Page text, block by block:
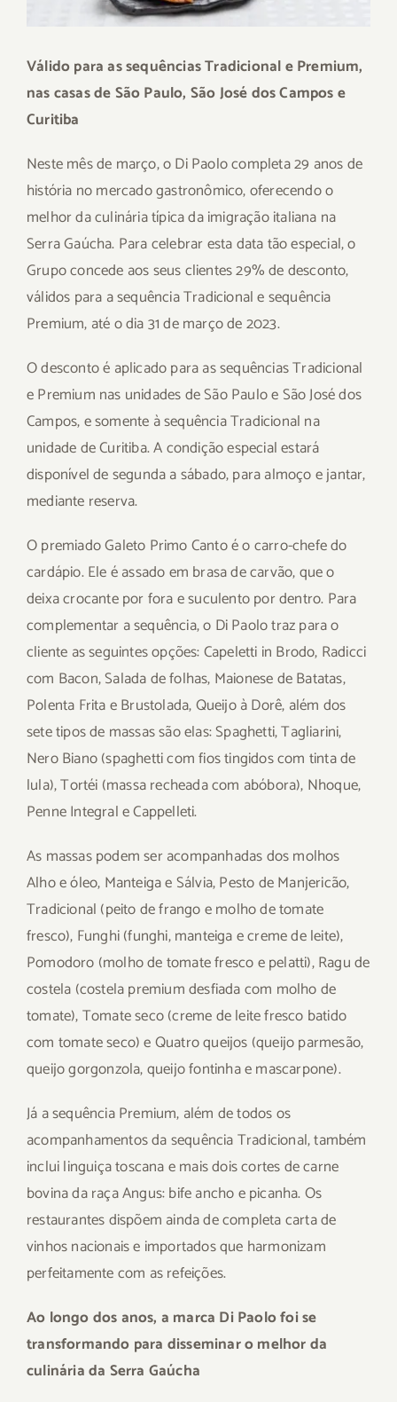
Válido para as sequências Tradicional e Premium,
nas casas de São Paulo, São José dos Campos e
Curitiba
Neste mês de março, o Di Paolo completa 29 anos de
história no mercado gastronômico, oferecendo o
melhor da culinária típica da imigração italiana na
Serra Gaúcha. Para celebrar esta data tão especial, o
Grupo concede aos seus clientes 29% de desconto,
válidos para a sequência Tradicional e sequência
Premium, até o dia 31 de março de 2023.
O desconto é aplicado para as sequências Tradicional
e Premium nas unidades de São Paulo e São José dos
Campos, e somente à sequência Tradicional na
unidade de Curitiba. A condição especial estará
disponível de segunda a sábado, para almoço e jantar,
mediante reserva.
O premiado Galeto Primo Canto é o carro-chefe do
cardápio. Ele é assado em brasa de carvão, que o
deixa crocante por fora e suculento por dentro. Para
complementar a sequência, o Di Paolo traz para o
cliente as seguintes opções: Capeletti in Brodo, Radicci
com Bacon, Salada de folhas, Maionese de Batatas,
Polenta Frita e Brustolada, Queijo à Dorê, além dos
sete tipos de massas são elas: Spaghetti, Tagliarini,
Nero Biano (spaghetti com fios tingidos com tinta de
lula), Tortéi (massa recheada com abóbora), Nhoque,
Penne Integral e Cappelleti.
As massas podem ser acompanhadas dos molhos
Alho e óleo, Manteiga e Sálvia, Pesto de Manjericão,
Tradicional (peito de frango e molho de tomate
fresco), Funghi (funghi, manteiga e creme de leite),
Pomodoro (molho de tomate fresco e pelatti), Ragu de
costela (costela premium desfiada com molho de
tomate), Tomate seco (creme de leite fresco batido
com tomate seco) e Quatro queijos (queijo parmesão,
queijo gorgonzola, queijo fontinha e mascarpone).
Já a sequência Premium, além de todos os
acompanhamentos da sequência Tradicional, também
inclui linguiça toscana e mais dois cortes de carne
bovina da raça Angus: bife ancho e picanha. Os
restaurantes dispõem ainda de completa carta de
vinhos nacionais e importados que harmonizam
perfeitamente com as refeições.
Ao longo dos anos, a marca Di Paolo foi se
transformando para disseminar o melhor da
culinária da Serra Gaúcha